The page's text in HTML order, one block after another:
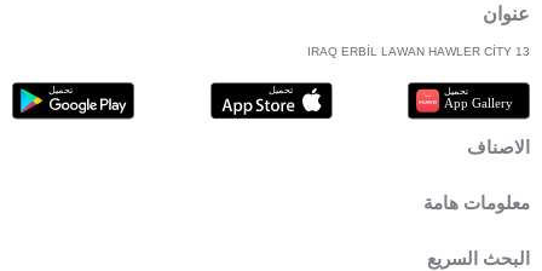
عنوان
IRAQ ERBİL LAWAN HAWLER CİTY 13
الاصناف
معلومات هامة
البحث السريع